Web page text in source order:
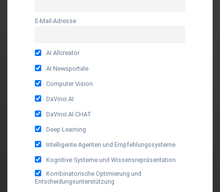
E-Mail-Adresse
AI Allcreator
AI Newsportale
Computer Vision
DaVinci AI
DaVinci AI CHAT
Deep Learning
Intelligente Agenten und Empfehlungssysteme
Kognitive Systeme und Wissensrepräsentation
Kombinatorische Optimierung und
Entscheidungsunterstützung